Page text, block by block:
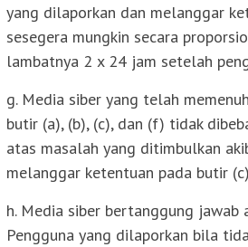
yang dilaporkan dan melanggar
sesegera mungkin secara
lambatnya 2 x 24 jam setelah
g. Media siber yang telah
butir (a), (b), (c), dan (f) tidak
atas masalah yang ditimbulkan
melanggar ketentuan pada butir
h. Media siber bertanggung jawab
Pengguna yang dilaporkan bila